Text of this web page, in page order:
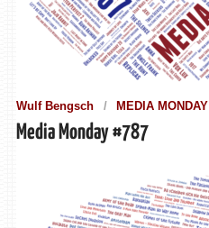
Wulf Bengsch MEDIA MONDAY
Media Monday #787